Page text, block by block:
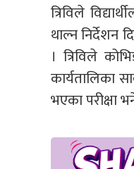
त्रिविले
थाल्न निर्देशन
। त्रिविले
कार्यतालिका
भएका परीक्षा